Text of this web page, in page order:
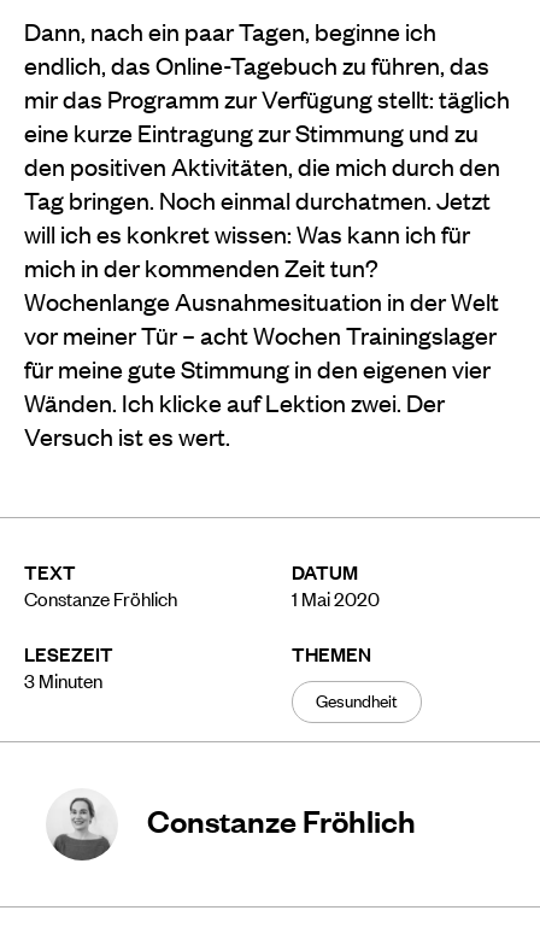
TEXT
Constanze Fröhlich
LESEZEIT
3Minuten
DATUM
1 Mai 2020
THEMEN
Gesundheit
Dann, nach ein paar Tagen, beginne ich
endlich, das Online-Tagebuch zu führen, das
mir das Programm zur Verfügung stellt: täglich
eine kurze Eintragung zur Stimmung und zu
den positiven Aktivitäten, die mich durch den
Tag bringen. Noch einmal durchatmen. Jetzt
will ich es konkret wissen: Was kann ich für
mich in der kommenden Zeit tun?
Wochenlange Ausnahmesituation in der Welt
vor meiner Tür – acht Wochen Trainingslager
für meine gute Stimmung in den eigenen vier
Wänden. Ich klicke auf Lektion zwei. Der
Versuch ist es wert.
Constanze Fröhlich